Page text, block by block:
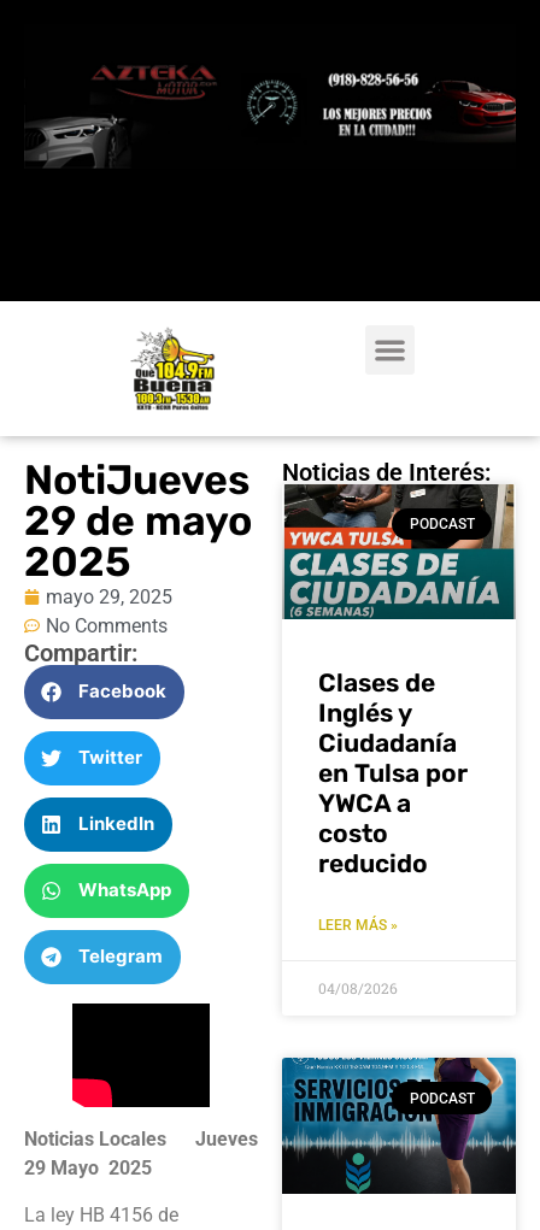
NotiJueves
29 de mayo
2025
mayo 29, 2025
No Comments
Compartir:
Facebook
Twitter
LinkedIn
WhatsApp
Telegram
Noticias Locales Jueves
29 Mayo 2025
La ley HB 4156 de
Noticias de Interés:
PODCAST
Clases de
Inglés y
Ciudadanía
en Tulsa por
YWCA a
costo
reducido
LEER MÁS »
04/08/2026
PODCAST